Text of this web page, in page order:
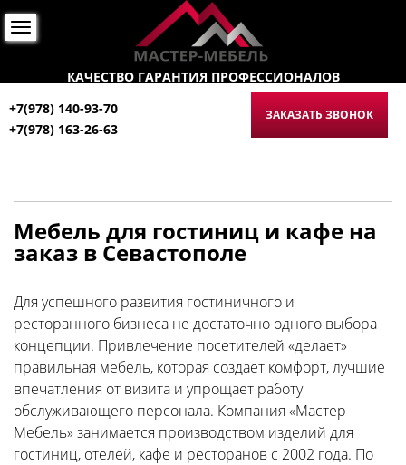
КАЧЕСТВО ГАРАНТИЯ ПРОФЕССИОНАЛОВ
+7(978) 140-93-70
+7(978) 163-26-63
ЗАКАЗАТЬ ЗВОНОК
Мебель для гостиниц и кафе на
заказ в Севастополе
Для успешного развития гостиничного и
ресторанного бизнеса не достаточно одного выбора
концепции. Привлечение посетителей «делает»
правильная мебель, которая создает комфорт, лучшие
впечатления от визита и упрощает работу
обслуживающего персонала. Компания «Мастер
Мебель» занимается производством изделий для
гостиниц, отелей, кафе и ресторанов с 2002 года. По